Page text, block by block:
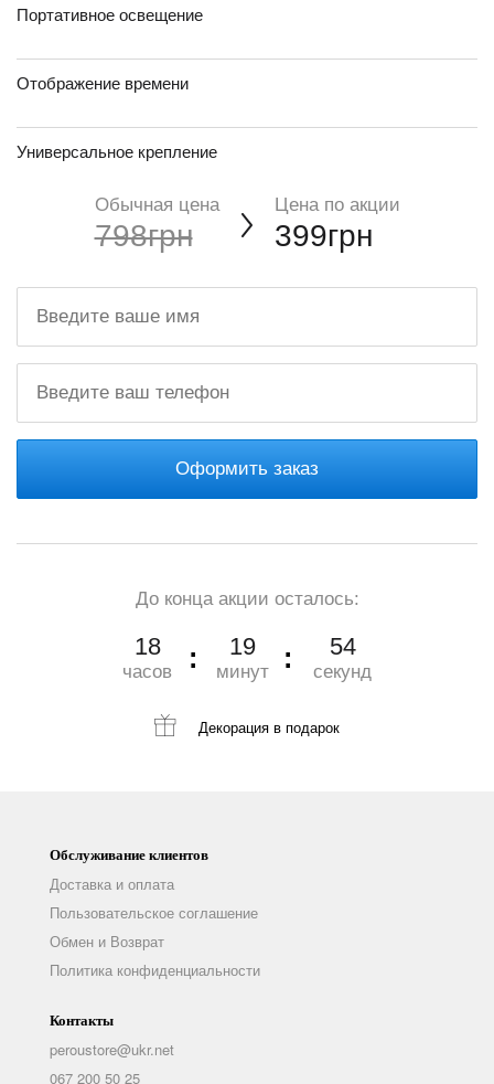
Портативное освещение
Отображение времени
Универсальное крепление
Обычная цена
798грн
Цена по акции
399грн
Оформить заказ
До конца акции осталось:
18
часов
19
минут
53
секунд
Декорация в подарок
Обслуживание клиентов
Доставка и оплата
Пользовательское соглашение
Обмен и Возврат
Политика конфиденциальности
Контакты
peroustore@ukr.net
067 200 50 25